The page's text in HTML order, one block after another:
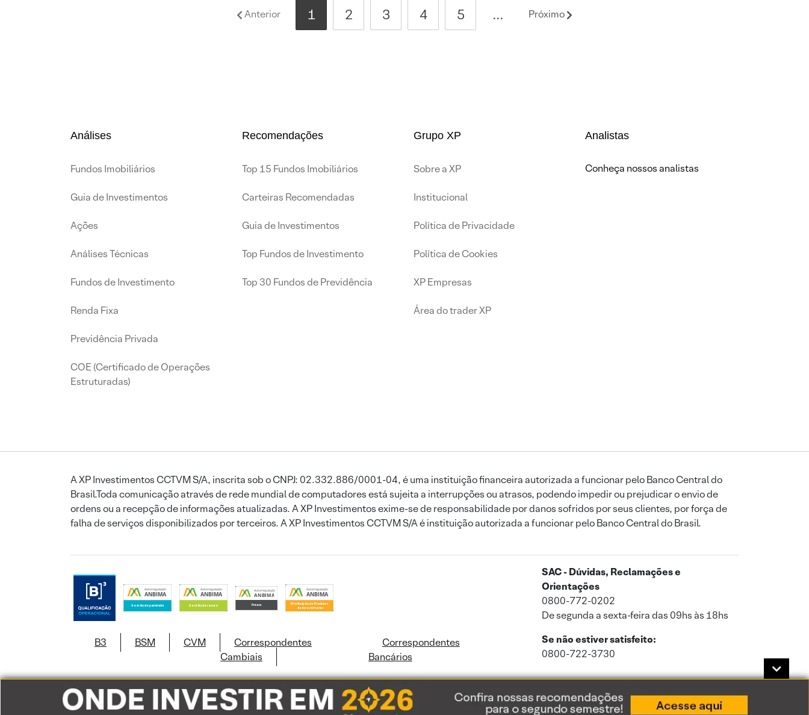
Anterior 1 2 3 4 5 ... Próximo
Análises
Fundos Imobiliários
Guia de Investimentos
Ações
Análises Técnicas
Fundos de Investimento
Renda Fixa
Previdência Privada
COE (Certificado de Operações
Estruturadas)
Recomendações
Top 15 Fundos Imobiliários
Carteiras Recomendadas
Guia de Investimentos
Top Fundos de Investimento
Top 30 Fundos de Previdência
Grupo XP
Sobre a XP
Institucional
Política de Privacidade
Política de Cookies
XP Empresas
Área do trader XP
Analistas
Conheça nossos analistas
A XP Investimentos CCTVM S/A, inscrita sob o CNPJ: 02.332.886/0001-04, é uma instituição financeira autorizada a funcionar pelo Banco Central do
Brasil.Toda comunicação através de rede mundial de computadores está sujeita a interrupções ou atrasos, podendo impedir ou prejudicar o envio de
ordens ou a recepção de informações atualizadas. A XP Investimentos exime-se de responsabilidade por danos sofridos por seus clientes, por força de
falha de serviços disponibilizados por terceiros. A XP Investimentos CCTVM S/A é instituição autorizada a funcionar pelo Banco Central do Brasil.
B3 BSM CVM
Correspondentes
Cambiais
Correspondentes
Bancários
SAC - Dúvidas, Reclamações e
Orientações
0800-772-0202
De segunda a sexta-feira das 09hs às 18hs
Se não estiver satisfeito:
0800-722-3730
Este site usa cookies e dados pessoais de acordo com a nossa Política de Cookiese a nossaPolítica de Privacidade.